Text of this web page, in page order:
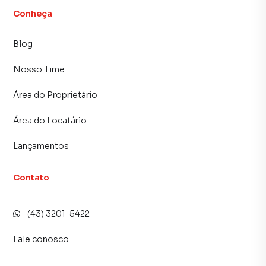
Conheça
Blog
Nosso Time
Área do Proprietário
Área do Locatário
Lançamentos
Contato
(43) 3201-5422
Fale conosco